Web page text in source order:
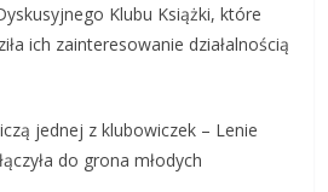
Klubu Książki, które
ich zainteresowanie działalnością
jednej z klubowiczek – Lenie
do grona młodych